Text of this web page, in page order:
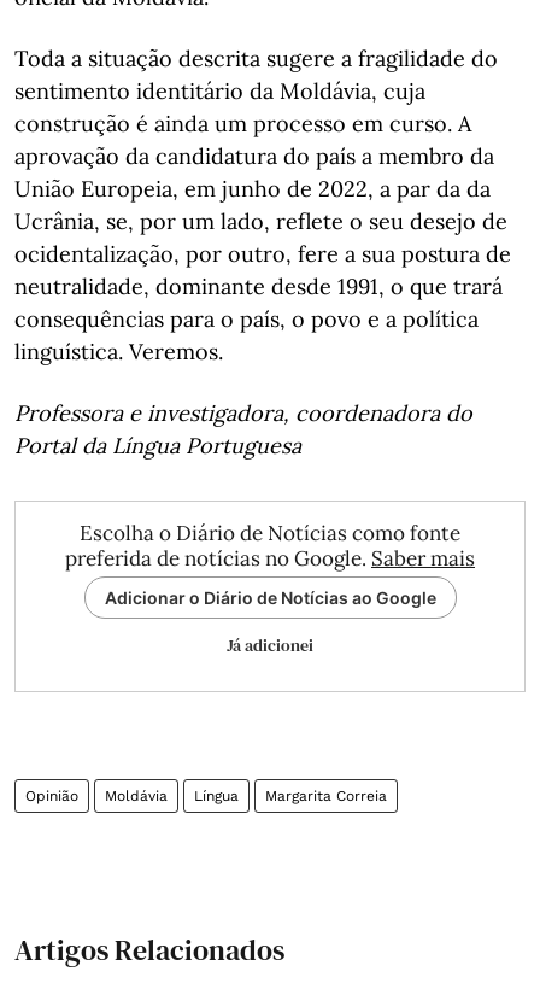
Toda a situação descrita sugere a fragilidade do
sentimento identitário da Moldávia, cuja
construção é ainda um processo em curso. A
aprovação da candidatura do país a membro da
União Europeia, em junho de 2022, a par da da
Ucrânia, se, por um lado, reflete o seu desejo de
ocidentalização, por outro, fere a sua postura de
neutralidade, dominante desde 1991, o que trará
consequências para o país, o povo e a política
linguística. Veremos.
Professora e investigadora, coordenadora do
Portal da Língua Portuguesa
Escolha o Diário de Notícias como fonte
preferida de notícias no Google. Saber mais
Adicionar o Diário de Notícias ao Google
Já adicionei
Opinião Moldávia Língua Margarita Correia
Artigos Relacionados